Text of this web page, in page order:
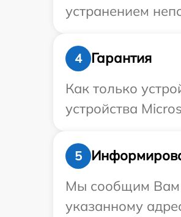
устранением
4
Гарантия
Как только
устройства
5
Мы сообщим Вам
указанному